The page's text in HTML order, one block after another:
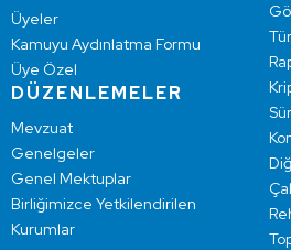
Üyeler
Kamuyu Aydınlatma Formu
Üye Özel
DÜZENLEMELER
Mevzuat
Genelgeler
Genel Mektuplar
Birliğimizce Yetkilendirilen
Kurumlar